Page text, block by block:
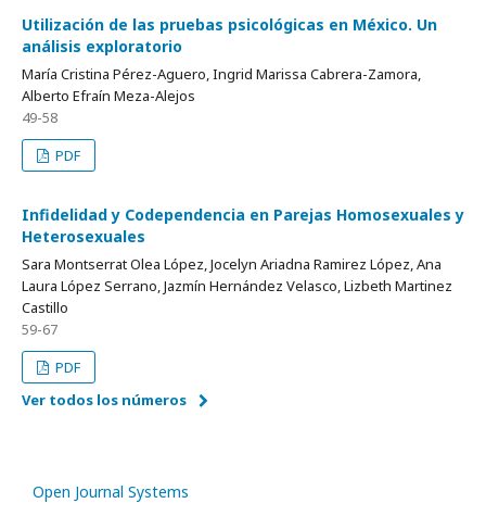
Utilización de las pruebas psicológicas en México. Un
análisis exploratorio
María Cristina Pérez-Aguero, Ingrid Marissa Cabrera-Zamora,
Alberto Efraín Meza-Alejos
49-58
PDF
Infidelidad y Codependencia en Parejas Homosexuales y
Heterosexuales
Sara Montserrat Olea López, Jocelyn Ariadna Ramirez López, Ana
Laura López Serrano, Jazmín Hernández Velasco, Lizbeth Martinez
Castillo
59-67
PDF
Ver todos los números
Open Journal Systems